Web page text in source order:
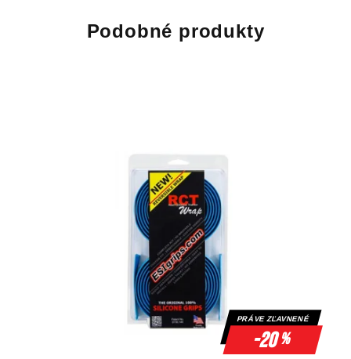
Podobné produkty
PRÁVE ZĽAVNENÉ
-20%